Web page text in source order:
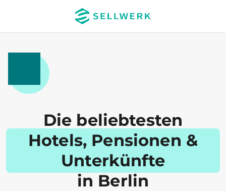
Die beliebtesten
Hotels, Pensionen &
Unterkünfte
in Berlin